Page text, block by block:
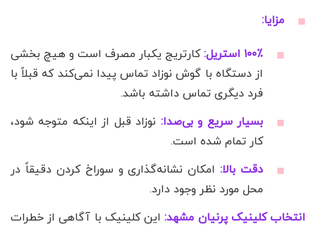
مزایا:
۱۰۰٪ استریل:
کارتریج یکبار مصرف است و هیچ بخشی
از دستگاه با گوش نوزاد تماس پیدا نمی‌کند که قبلاً با
فرد دیگری تماس داشته باشد.
بسیار سریع و بی‌صدا: نوزاد قبل از اینکه متوجه شود،
کار تمام شده است.
دقت بالا:امکان نشانه‌گذاری و سوراخ کردن دقیقاً در
محل مورد نظر وجود دارد.
انتخاب کلینیک پرنیان مشهد:این کلینیک با آگاهی از خطرات